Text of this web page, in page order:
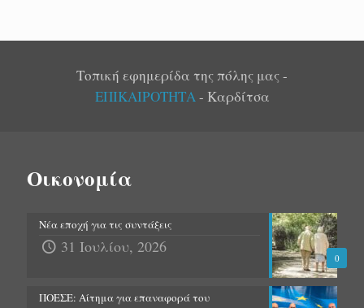
Τοπική εφημερίδα της πόλης μας -
ΕΠΙΚΑΙΡΟΤΗΤΑ- Καρδίτσα
Οικονομία
0
Νέα εποχή για τις συντάξεις
31 Ιουλίου, 2026
ΠΟΕΣΕ: Αίτημα για επαναφορά του